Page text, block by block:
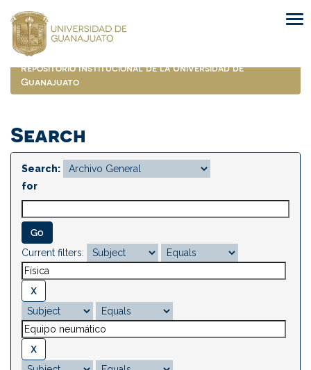
navigation
Repositorio Institucional de la Universidad de
Guanajuato
Search
Search:
for
Current filters: